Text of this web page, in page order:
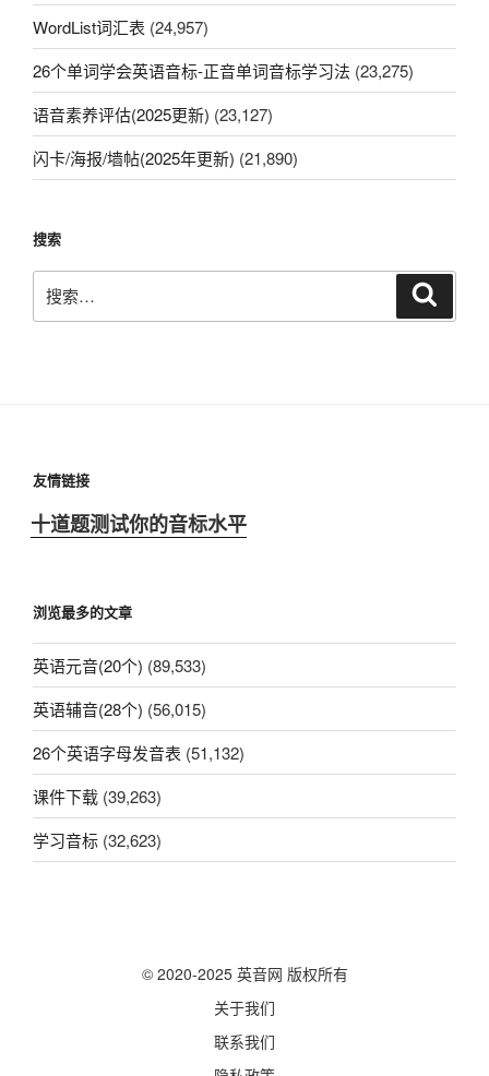
WordList词汇表 (24,957)
26个单词学会英语音标-正音单词音标学习法 (23,275)
语音素养评估(2025更新) (23,127)
闪卡/海报/墙帖(2025年更新) (21,890)
搜索
索：
友情链接
十道题测试你的音标水平
浏览最多的文章
英语元音(20个) (89,533)
英语辅音(28个) (56,015)
26个英语字母发音表 (51,132)
课件下载 (39,263)
学习音标 (32,623)
© 2020-2025 英音网 版权所有
关于我们
联系我们